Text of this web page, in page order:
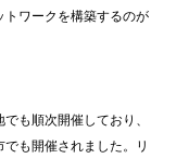
トワークを構築するのが
も順次開催しており、
も開催されました。リ